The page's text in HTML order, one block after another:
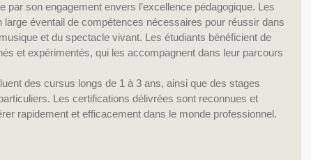
par son engagement envers l’excellence pédagogique. Les
éventail de compétences nécessaires pour réussir dans
et du spectacle vivant. Les étudiants bénéficient de
et expérimentés, qui les accompagnent dans leur parcours
des cursus longs de 1 à 3 ans, ainsi que des stages
Les certifications délivrées sont reconnues et
rapidement et efficacement dans le monde professionnel.